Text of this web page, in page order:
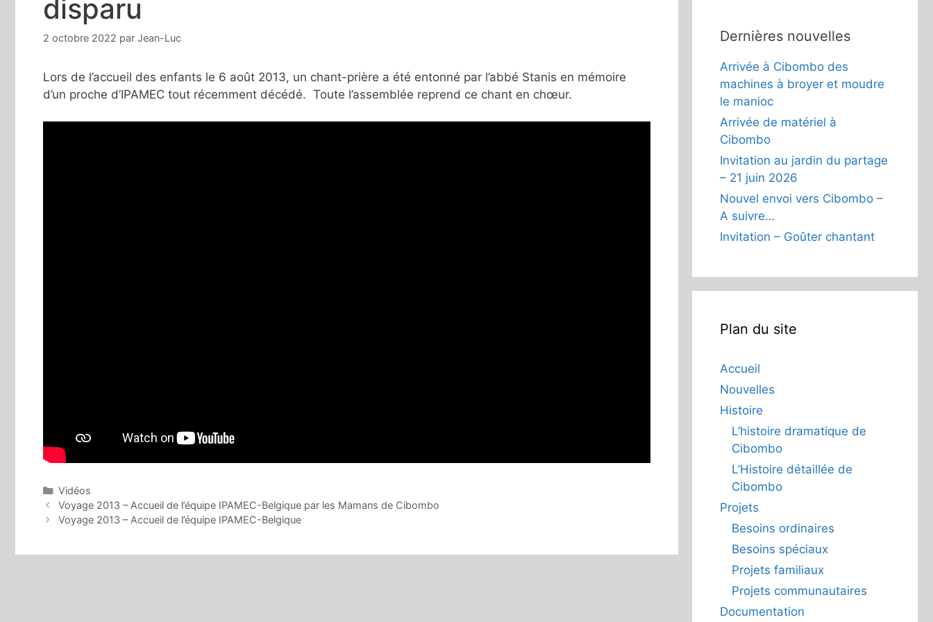
disparu
2 octobre 2022 par Jean-Luc
Lors de l’accueil des enfants le 6 août 2013, un chant-prière a été entonné par l’abbé Stanis en mémoire
d’un proche d’IPAMEC tout récemment décédé. Toute l’assemblée reprend ce chant en chœur.
Catégories
Vidéos
Voyage 2013 – Accueil de l’équipe IPAMEC-Belgique par les Mamans de Cibombo
Voyage 2013 – Accueil de l’équipe IPAMEC-Belgique
Dernières nouvelles
Arrivée à Cibombo des
machines à broyer et moudre
le manioc
Arrivée de matériel à
Cibombo
Invitation au jardin du partage
– 21 juin 2026
Nouvel envoi vers Cibombo –
A suivre…
Invitation – Goûter chantant
Plan du site
Accueil
Nouvelles
Histoire
L’histoire dramatique de
Cibombo
L’Histoire détaillée de
Cibombo
Projets
Besoins ordinaires
Besoins spéciaux
Projets familiaux
Projets communautaires
Documentation